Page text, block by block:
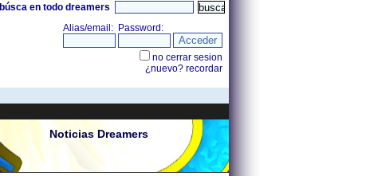
búsca en todo dreamers
Noticias Dreamers